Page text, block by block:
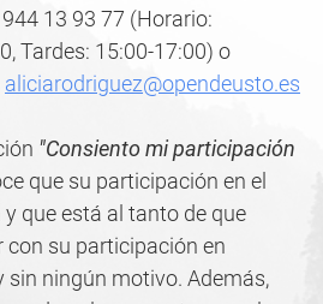
13 93 77 (Horario:
Tardes: 15:00-17:00) o
aliciarodriguez@opendeusto.es
"Consiento mi participación
que su participación en el
que está al tanto de que
con su participación en
ningún motivo. Además,